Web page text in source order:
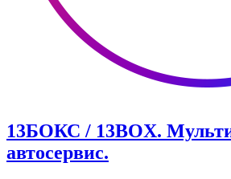
13БОКС / 13BOX.
автосервис.